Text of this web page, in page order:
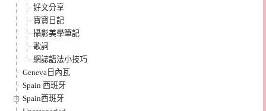
好文分享
寶寶日記
攝影美學筆記
歌詞
網誌語法小技巧
Geneva日內瓦
Spain 西班牙
Spain西班牙